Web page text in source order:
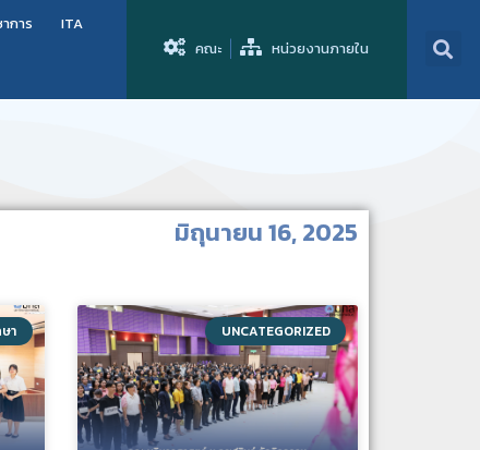
การ ITA
คณะ หน่วยงานภายใน
มิถุนายน 16, 2025
า UNCATEGORIZED